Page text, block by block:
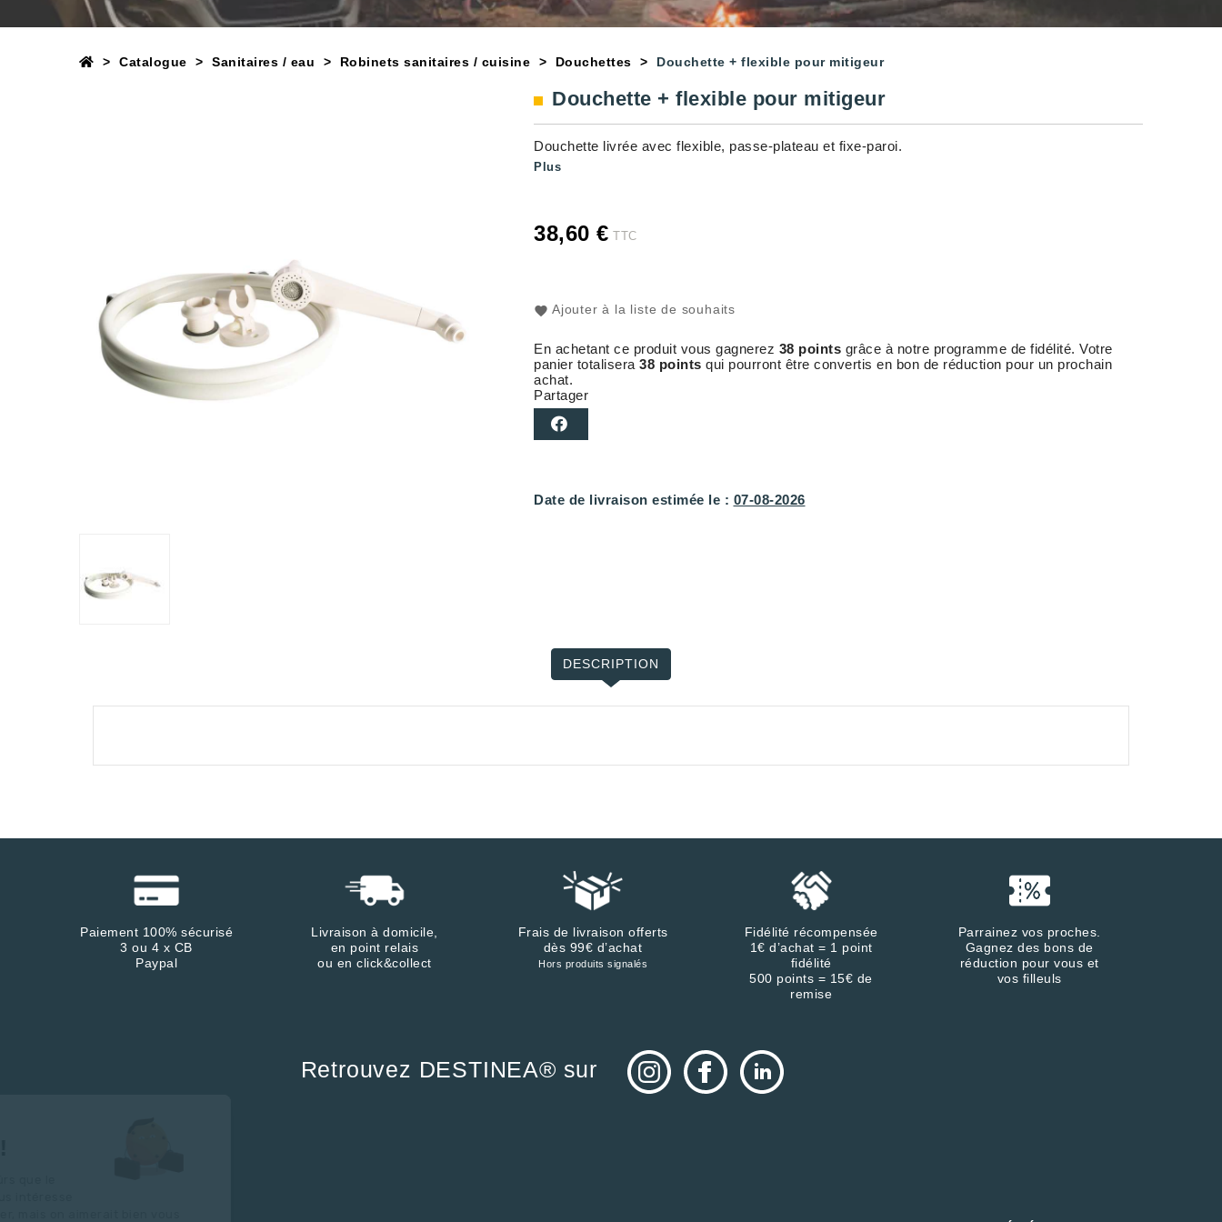
Catalogue Sanitaires / eau Robinets sanitaires / cuisine Douchettes Douchette + flexible pour mitigeur
Douchette + flexible pour mitigeur
Douchette livrée avec flexible, passe-plateau et fixe-paroi.
Plus
38,60 € TTC
Ajouter à la liste de souhaits
En achetant ce produit vous gagnerez 38 points grâce à notre programme de fidélité. Votre
panier totalisera 38 points qui pourront être convertis en bon de réduction pour un prochain
achat.
Partager
Date de livraison estimée le : 07-08-2026
DESCRIPTION
Paiement 100% sécurisé
3 ou 4 x CB
Paypal
Livraison à domicile,
en point relais
ou en click&collect
Frais de livraison offerts
dès 99€ d’achat
Hors produits signalés
Fidélité récompensée
1€ d’achat = 1 point
fidélité
500 points = 15€ de
remise
Parrainez vos proches.
Gagnez des bons de
réduction pour vous et
vos filleuls
Retrouvez DESTINEA® sur